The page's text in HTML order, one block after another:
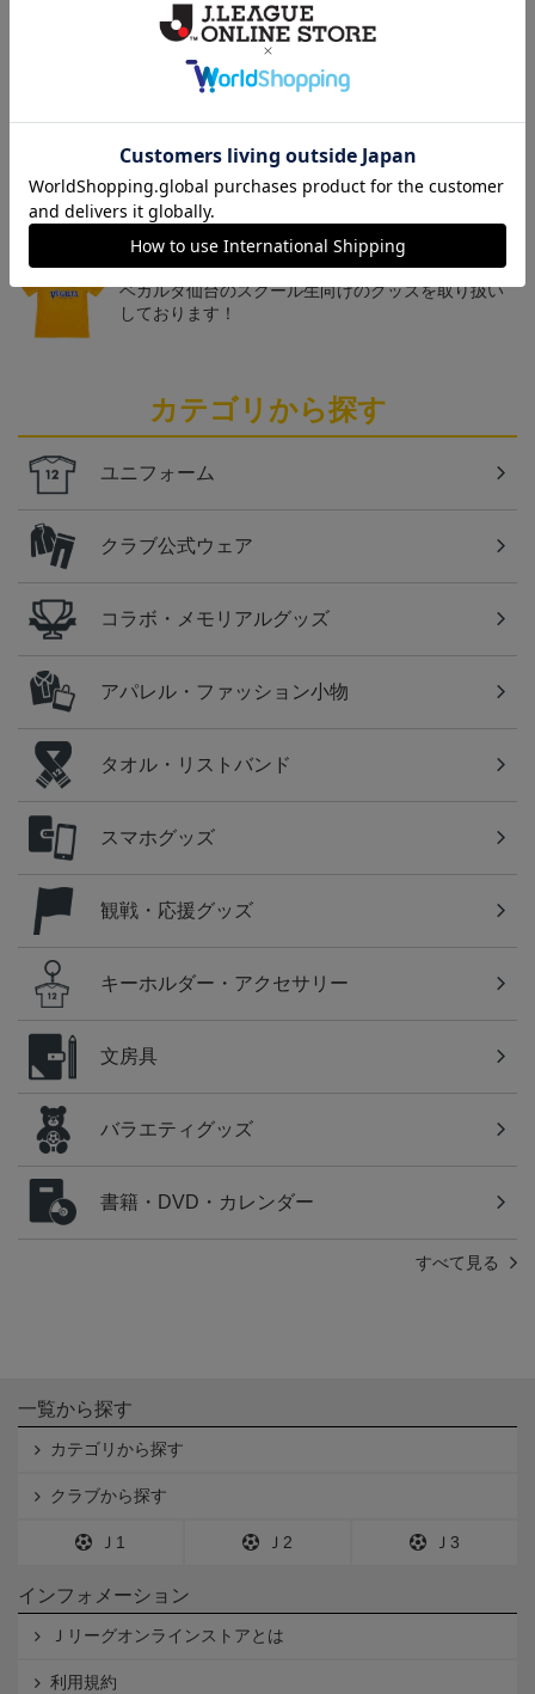
チームマスコットグッズは、サポーターやファン必
見！今すぐチェックしてみてください！
仙台
ベガルタ仙台のスクール生向けのグッズを取り扱い
しております！
カテゴリから探す
ユニフォーム
クラブ公式ウェア
コラボ・メモリアルグッズ
アパレル・ファッション小物
タオル・リストバンド
スマホグッズ
観戦・応援グッズ
キーホルダー・アクセサリー
文房具
バラエティグッズ
書籍・DVD・カレンダー
すべて見る
一覧から探す
カテゴリから探す
クラブから探す
Ｊ1 Ｊ2 Ｊ3
インフォメーション
Ｊリーグオンラインストアとは
利用規約